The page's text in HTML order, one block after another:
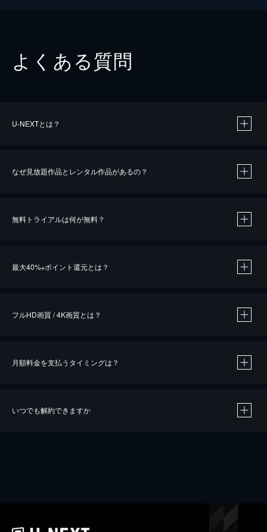
よくある質問
U-NEXTとは？
なぜ見放題作品とレンタル作品があるの？
無料トライアルは何が無料？
最大40%※ポイント還元とは？
※40％ポイント還元の対象は、クレジットカード決済による作品の購入 / レンタルです。
iOSアプリのUコイン決済による作品の購入 / レンタルは、20％のポイント還元です。
フルHD画質 / 4K画質とは？
月額料金を支払うタイミングは？
いつでも解約できますか